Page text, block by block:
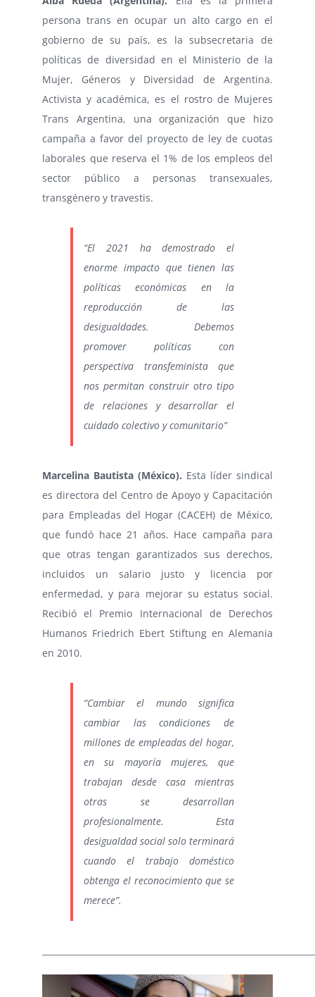
persona trans en ocupar un alto cargo en el
gobierno de su país, es la subsecretaria de
políticas de diversidad en el Ministerio de la
Mujer, Géneros y Diversidad de Argentina.
Activista y académica, es el rostro de Mujeres
Trans Argentina, una organización que hizo
campaña a favor del proyecto de ley de cuotas
laborales que reserva el 1% de los empleos del
sector público a personas transexuales,
transgénero y travestis.
“El 2021 ha demostrado el
enorme impacto que tienen las
políticas económicas en la
reproducción de las
desigualdades. Debemos
promover políticas con
perspectiva transfeminista que
nos permitan construir otro tipo
de relaciones y desarrollar el
cuidado colectivo y comunitario”
Marcelina Bautista (México). Esta líder sindical
es directora del Centro de Apoyo y Capacitación
para Empleadas del Hogar (CACEH) de México,
que fundó hace 21 años. Hace campaña para
que otras tengan garantizados sus derechos,
incluidos un salario justo y licencia por
enfermedad, y para mejorar su estatus social.
Recibió el Premio Internacional de Derechos
Humanos Friedrich Ebert Stiftung en Alemania
en 2010.
“Cambiar el mundo significa
cambiar las condiciones de
millones de empleadas del hogar,
en su mayoría mujeres, que
trabajan desde casa mientras
otras se desarrollan
profesionalmente. Esta
desigualdad social solo terminará
cuando el trabajo doméstico
obtenga el reconocimiento que se
merece”.